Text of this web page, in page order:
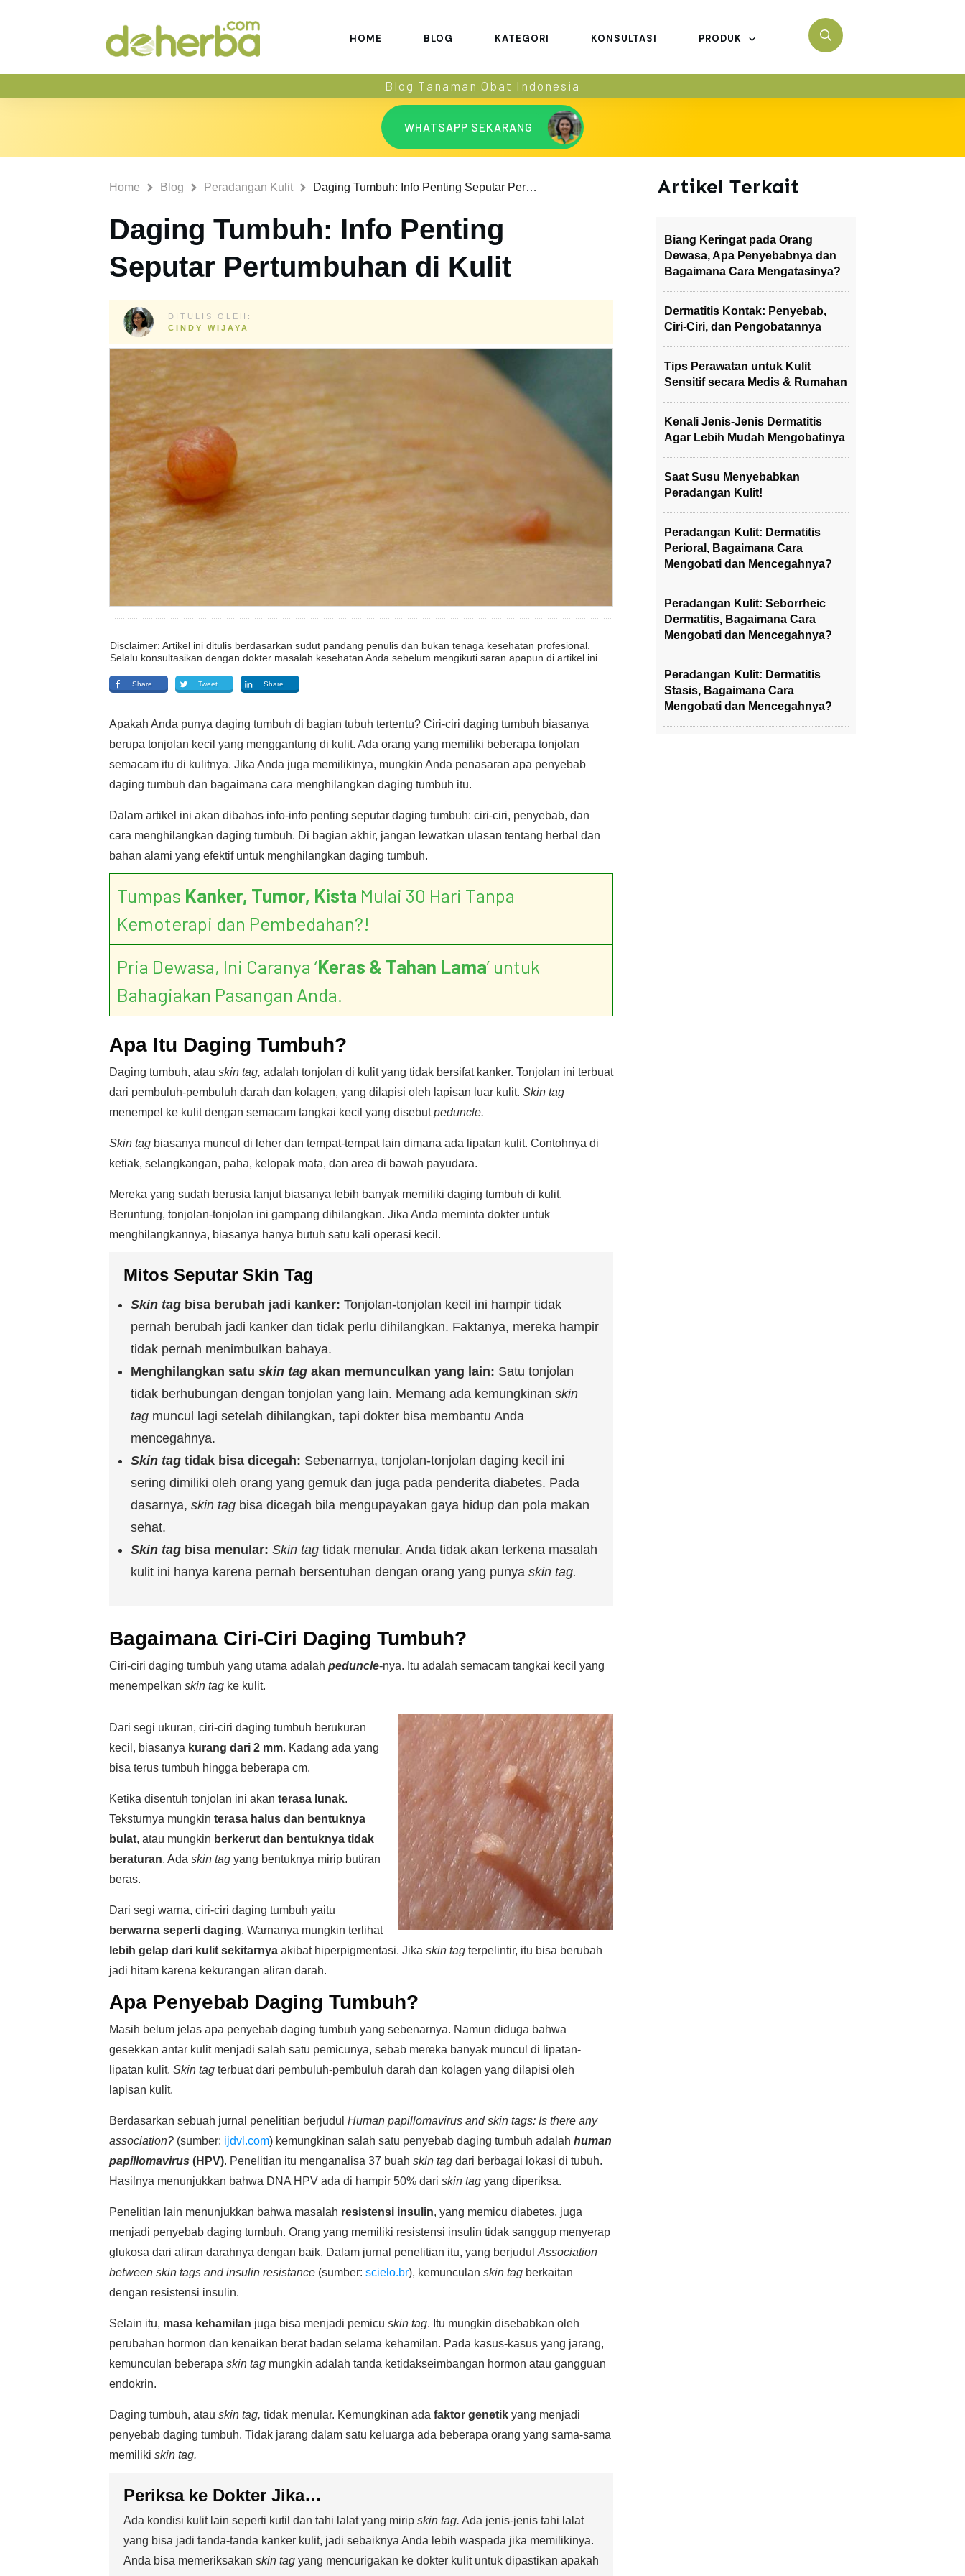
HOME BLOG KATEGORI KONSULTASI PRODUK
Blog Tanaman Obat Indonesia
WHATSAPP SEKARANG
Home Blog Peradangan Kulit Daging Tumbuh: Info Penting Seputar Pertumbuhan di Kulit
Daging Tumbuh: Info Penting
Seputar Pertumbuhan di Kulit
DITULIS OLEH:
CINDY WIJAYA
Disclaimer: Artikel ini ditulis berdasarkan sudut pandang penulis dan bukan tenaga kesehatan profesional.
Selalu konsultasikan dengan dokter masalah kesehatan Anda sebelum mengikuti saran apapun di artikel ini.
Share Tweet Share
Apakah Anda punya daging tumbuh di bagian tubuh tertentu? Ciri-ciri daging tumbuh biasanya
berupa tonjolan kecil yang menggantung di kulit. Ada orang yang memiliki beberapa tonjolan
semacam itu di kulitnya. Jika Anda juga memilikinya, mungkin Anda penasaran apa penyebab
daging tumbuh dan bagaimana cara menghilangkan daging tumbuh itu.
Dalam artikel ini akan dibahas info-info penting seputar daging tumbuh: ciri-ciri, penyebab, dan
cara menghilangkan daging tumbuh. Di bagian akhir, jangan lewatkan ulasan tentang herbal dan
bahan alami yang efektif untuk menghilangkan daging tumbuh.
Tumpas Kanker, Tumor, Kista Mulai 30 Hari Tanpa
Kemoterapi dan Pembedahan?!
Pria Dewasa, Ini Caranya ‘Keras & Tahan Lama’ untuk
Bahagiakan Pasangan Anda.
Apa Itu Daging Tumbuh?
Daging tumbuh, atau skin tag, adalah tonjolan di kulit yang tidak bersifat kanker. Tonjolan ini terbuat
dari pembuluh-pembuluh darah dan kolagen, yang dilapisi oleh lapisan luar kulit. Skin tag
menempel ke kulit dengan semacam tangkai kecil yang disebutpeduncle.
Skin tag biasanya muncul di leher dan tempat-tempat lain dimana ada lipatan kulit. Contohnya di
ketiak, selangkangan, paha, kelopak mata, dan area di bawah payudara.
Mereka yang sudah berusia lanjut biasanya lebih banyak memiliki daging tumbuh di kulit.
Beruntung, tonjolan-tonjolan ini gampang dihilangkan. Jika Anda meminta dokter untuk
menghilangkannya, biasanya hanya butuh satu kali operasi kecil.
Mitos Seputar Skin Tag
Skin tag bisa berubah jadi kanker: Tonjolan-tonjolan kecil ini hampir tidak
pernah berubah jadi kanker dan tidak perlu dihilangkan. Faktanya, mereka hampir
tidak pernah menimbulkan bahaya.
Menghilangkan satu skin tag akan memunculkan yang lain: Satu tonjolan
tidak berhubungan dengan tonjolan yang lain. Memang ada kemungkinan skin
tag muncul lagi setelah dihilangkan, tapi dokter bisa membantu Anda
mencegahnya.
Skin tag tidak bisa dicegah: Sebenarnya, tonjolan-tonjolan daging kecil ini
sering dimiliki oleh orang yang gemuk dan juga pada penderita diabetes. Pada
dasarnya, skin tag bisa dicegah bila mengupayakan gaya hidup dan pola makan
sehat.
Skin tag bisa menular: Skin tag tidak menular. Anda tidak akan terkena masalah
kulit ini hanya karena pernah bersentuhan dengan orang yang punya skin tag.
Bagaimana Ciri-Ciri Daging Tumbuh?
Ciri-ciri daging tumbuh yang utama adalah peduncle-nya. Itu adalah semacam tangkai kecil yang
menempelkan skin tag ke kulit.
Dari segi ukuran, ciri-ciri daging tumbuh berukuran
kecil, biasanya kurang dari 2 mm. Kadang ada yang
bisa terus tumbuh hingga beberapa cm.
Ketika disentuh tonjolan ini akan terasa lunak.
Teksturnya mungkin terasa halus dan bentuknya
bulat, atau mungkin berkerut dan bentuknya tidak
beraturan. Ada skin tag yang bentuknya mirip butiran
beras.
Dari segi warna, ciri-ciri daging tumbuh yaitu
berwarna seperti daging. Warnanya mungkin terlihat
lebih gelap dari kulit sekitarnya akibat hiperpigmentasi. Jika skin tag terpelintir, itu bisa berubah
jadi hitam karena kekurangan aliran darah.
Apa Penyebab Daging Tumbuh?
Masih belum jelas apa penyebab daging tumbuh yang sebenarnya. Namun diduga bahwa
gesekkan antar kulit menjadi salah satu pemicunya, sebab mereka banyak muncul di lipatan-
lipatan kulit. Skin tag terbuat dari pembuluh-pembuluh darah dan kolagen yang dilapisi oleh
lapisan kulit.
Berdasarkan sebuah jurnal penelitian berjudul Human papillomavirus and skin tags: Is there any
association? (sumber: ijdvl.com) kemungkinan salah satu penyebab daging tumbuh adalah human
papillomavirus (HPV). Penelitian itu menganalisa 37 buah skin tag dari berbagai lokasi di tubuh.
Hasilnya menunjukkan bahwa DNA HPV ada di hampir 50% dari skin tag yang diperiksa.
Penelitian lain menunjukkan bahwa masalah resistensi insulin, yang memicu diabetes, juga
menjadi penyebab daging tumbuh. Orang yang memiliki resistensi insulin tidak sanggup menyerap
glukosa dari aliran darahnya dengan baik. Dalam jurnal penelitian itu, yang berjudul Association
between skin tags and insulin resistance (sumber: scielo.br), kemunculan skin tag berkaitan
dengan resistensi insulin.
Selain itu, masa kehamilan juga bisa menjadi pemicu skin tag. Itu mungkin disebabkan oleh
perubahan hormon dan kenaikan berat badan selama kehamilan. Pada kasus-kasus yang jarang,
kemunculan beberapa skin tag mungkin adalah tanda ketidakseimbangan hormon atau gangguan
endokrin.
Daging tumbuh, atau skin tag, tidak menular. Kemungkinan ada faktor genetik yang menjadi
penyebab daging tumbuh. Tidak jarang dalam satu keluarga ada beberapa orang yang sama-sama
memiliki skin tag.
Periksa ke Dokter Jika…
Ada kondisi kulit lain seperti kutil dan tahi lalat yang mirip skin tag. Ada jenis-jenis tahi lalat
yang bisa jadi tanda-tanda kanker kulit, jadi sebaiknya Anda lebih waspada jika memilikinya.
Anda bisa memeriksakan skin tag yang mencurigakan ke dokter kulit untuk dipastikan apakah
Artikel Terkait
Biang Keringat pada Orang
Dewasa, Apa Penyebabnya dan
Bagaimana Cara Mengatasinya?
Dermatitis Kontak: Penyebab,
Ciri-Ciri, dan Pengobatannya
Tips Perawatan untuk Kulit
Sensitif secara Medis & Rumahan
Kenali Jenis-Jenis Dermatitis
Agar Lebih Mudah Mengobatinya
Saat Susu Menyebabkan
Peradangan Kulit!
Peradangan Kulit: Dermatitis
Perioral, Bagaimana Cara
Mengobati dan Mencegahnya?
Peradangan Kulit: Seborrheic
Dermatitis, Bagaimana Cara
Mengobati dan Mencegahnya?
Peradangan Kulit: Dermatitis
Stasis, Bagaimana Cara
Mengobati dan Mencegahnya?